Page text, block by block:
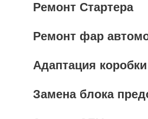
Ремонт Стартера
Ремонт фар
Адаптация коробки
Замена блока